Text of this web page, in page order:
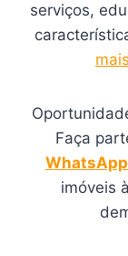
serviços,
Faça
WhatsApp
imóveis